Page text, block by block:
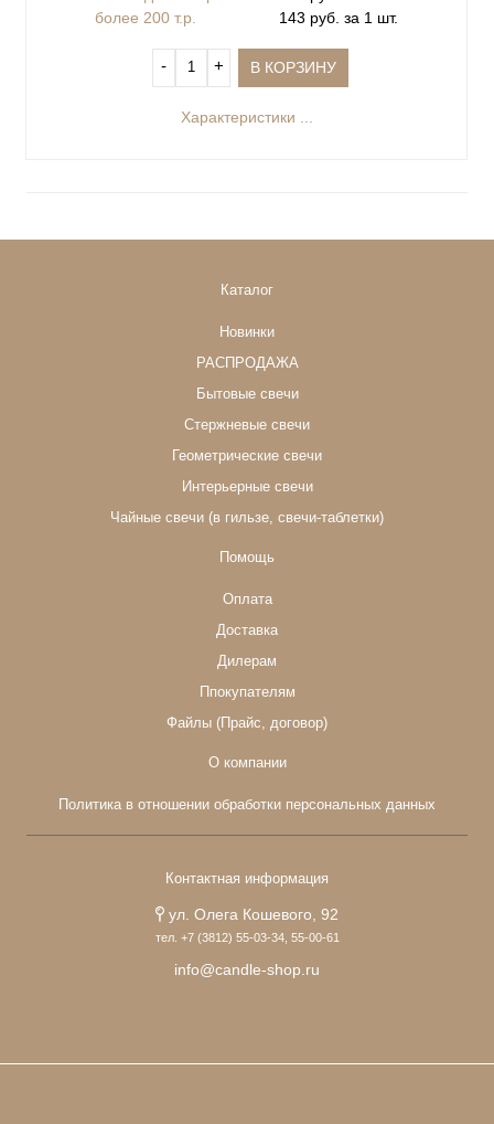
более 200 т.р.
143 руб. за 1 шт.
‐ + В КОРЗИНУ
Характеристики ...
Каталог
Новинки
РАСПРОДАЖА
Бытовые свечи
Стержневые свечи
Геометрические свечи
Интерьерные свечи
Чайные свечи (в гильзе, свечи-таблетки)
Помощь
Оплата
Доставка
Дилерам
Ппокупателям
Файлы (Прайс, договор)
О компании
Политика в отношении обработки персональных данных
Контактная информация
ул. Олега Кошевого, 92
тел. +7 (3812) 55-03-34, 55-00-61
info@candle-shop.ru